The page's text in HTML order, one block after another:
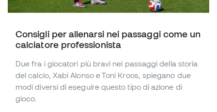
Consigli per allenarsi nei passaggi come un
calciatore professionista
Due fra i giocatori più bravi nei passaggi della storia
del calcio, Xabi Alonso e Toni Kroos, spiegano due
modi diversi di eseguire questo tipo di azione di
gioco.